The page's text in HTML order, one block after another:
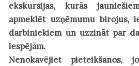
ekskursijas, kurās
apmeklēt uzņēmumu birojus,
darbiniekiem un uzzināt par
iespējām.
Nenokavējiet pieteikšanos,